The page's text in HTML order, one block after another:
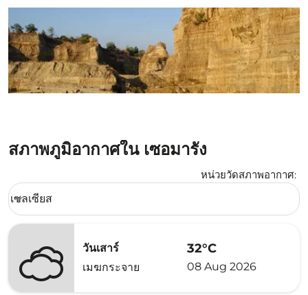
สภาพภูมิอากาศใน เซอมารัง
หน่วยวัดสภาพอากาศ:
Weather unit option เซลเซียส Selected
เซลเซียส
keyboard_arrow_down
วันเสาร์
เมฆกระจาย
32°C
08 Aug 2026